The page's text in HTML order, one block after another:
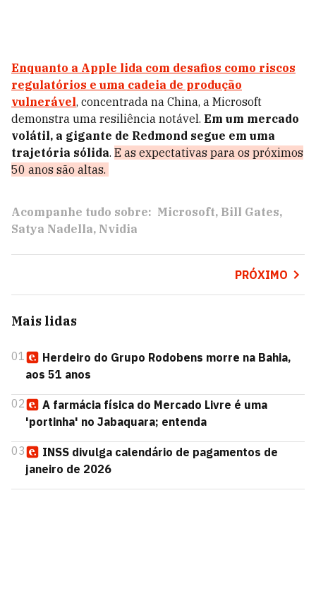
Enquanto a Apple lida com desafios como riscos
regulatórios e uma cadeia de produção
vulnerável, concentrada na China, a Microsoft
demonstra uma resiliência notável. Em um mercado
volátil, a gigante de Redmond segue em uma
trajetória sólida. E as expectativas para os próximos
50 anos são altas.
Acompanhe tudo sobre: Microsoft Bill Gates
Satya Nadella Nvidia
PRÓXIMO
Mais lidas
01
Herdeiro do Grupo Rodobens morre na Bahia,
aos 51 anos
02
A farmácia física do Mercado Livre é uma
'portinha' no Jabaquara; entenda
03
INSS divulga calendário de pagamentos de
janeiro de 2026